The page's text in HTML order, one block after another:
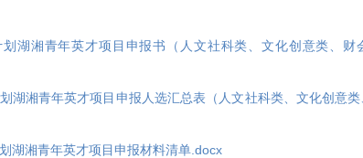
湖湘青年英才项目申报书（人文社科类、文化创意类、财
湖湘青年英才项目申报人选汇总表（人文社科类、文化创意类
湖湘青年英才项目申报材料清单.docx